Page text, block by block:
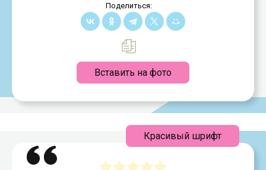
Поделиться:
Вставить на фото
Красивый шрифт